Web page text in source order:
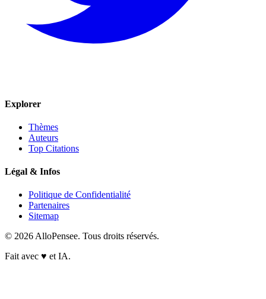
Explorer
Thèmes
Auteurs
Top Citations
Légal & Infos
Politique de Confidentialité
Partenaires
Sitemap
© 2026 AlloPensee. Tous droits réservés.
Fait avec ♥ et IA.